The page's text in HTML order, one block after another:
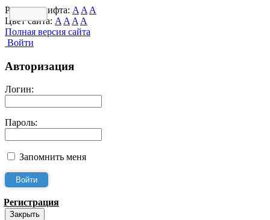
Размер шрифта: A A A
Цвет сайта: A A A A
Полная версия сайта
Войти
Авторизация
Логин:
Пароль:
Запомнить меня
Регистрация
Закрыть